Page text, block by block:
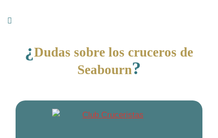
¿Dudas sobre los cruceros de
Seabourn?